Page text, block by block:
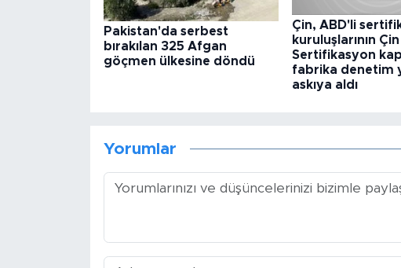
Pakistan'da serbest
bırakılan 325 Afgan
göçmen ülkesine döndü
Çin, ABD'li
kuruluşlarının
Sertifikasyon
fabrika denetim
askıya aldı
Yorumlar